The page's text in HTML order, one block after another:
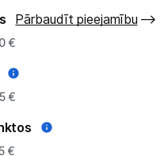
Pārbaudīt pieejamību
€
€
€